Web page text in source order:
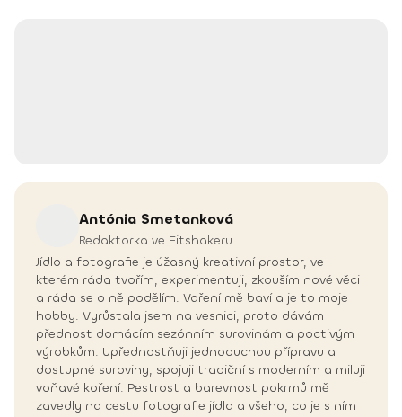
Antónia Smetanková
Redaktorka ve Fitshakeru
Jídlo a fotografie je úžasný kreativní prostor, ve
kterém ráda tvořím, experimentuji, zkouším nové věci
a ráda se o ně podělím. Vaření mě baví a je to moje
hobby. Vyrůstala jsem na vesnici, proto dávám
přednost domácím sezónním surovinám a poctivým
výrobkům. Upřednostňuji jednoduchou přípravu a
dostupné suroviny, spojuji tradiční s moderním a miluji
voňavé koření. Pestrost a barevnost pokrmů mě
zavedly na cestu fotografie jídla a všeho, co je s ním